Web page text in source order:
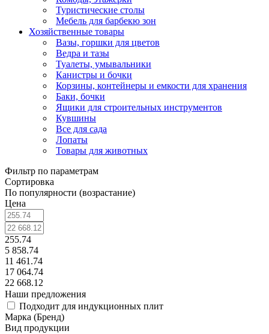
Туристические столы
Мебель для барбекю зон
Хозяйственные товары
Вазы, горшки для цветов
Ведра и тазы
Туалеты, умывальники
Канистры и бочки
Корзины, контейнеры и емкости для хранения
Баки, бочки
Ящики для строительных инструментов
Кувшины
Все для сада
Лопаты
Товары для животных
Фильтр по параметрам
Сортировка
По популярности (возрастание)
Цена
255.74
5 858.74
11 461.74
17 064.74
22 668.12
Наши предложения
Подходит для индукционных плит
Марка (Бренд)
Вид продукции